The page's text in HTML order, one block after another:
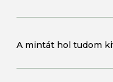
A mintát hol tudom